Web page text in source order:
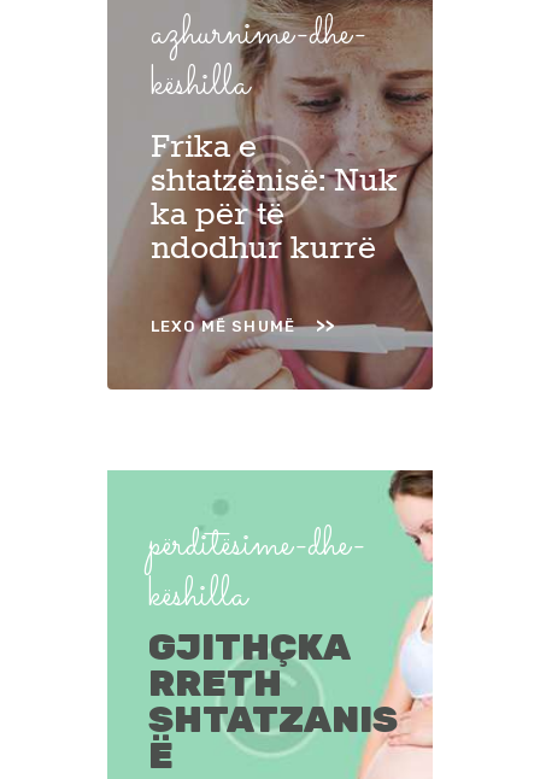
azhurnime-dhe-
këshilla
Frika e
shtatzënisë: Nuk
ka për të
ndodhur kurrë
LEXO MË SHUMË
përditësime-dhe-
këshilla
GJITHÇKA
RRETH
SHTATZANIS
Ë